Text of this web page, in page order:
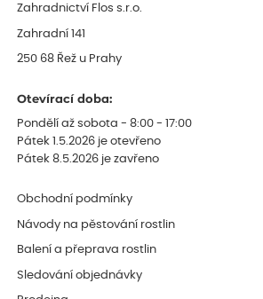
Zahradnictví Flos s.r.o.
Zahradní 141
250 68 Řež u Prahy
Otevírací doba:
Pondělí až sobota - 8:00 - 17:00
Pátek 1.5.2026 je otevřeno
Pátek 8.5.2026 je zavřeno
Obchodní podmínky
Návody na pěstování rostlin
Balení a přeprava rostlin
Sledování objednávky